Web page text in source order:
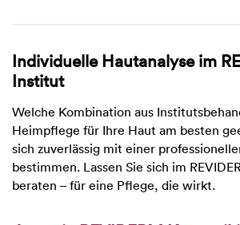
Individuelle Hautanalyse im
Institut
Welche Kombination aus
Heimpflege für Ihre Haut am besten
sich zuverlässig mit einer
bestimmen. Lassen Sie sich im
beraten – für eine Pflege, die wirkt.